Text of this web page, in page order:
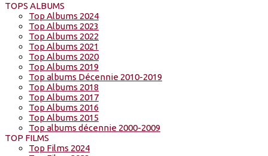
TOPS ALBUMS
Top Albums 2024
Top Albums 2023
Top Albums 2022
Top Albums 2021
Top Albums 2020
Top Albums 2019
Top albums Décennie 2010-2019
Top Albums 2018
Top Albums 2017
Top Albums 2016
Top Albums 2015
Top albums décennie 2000-2009
TOP FILMS
Top Films 2024